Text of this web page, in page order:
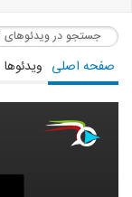
صفحه اصلی ویدئوها